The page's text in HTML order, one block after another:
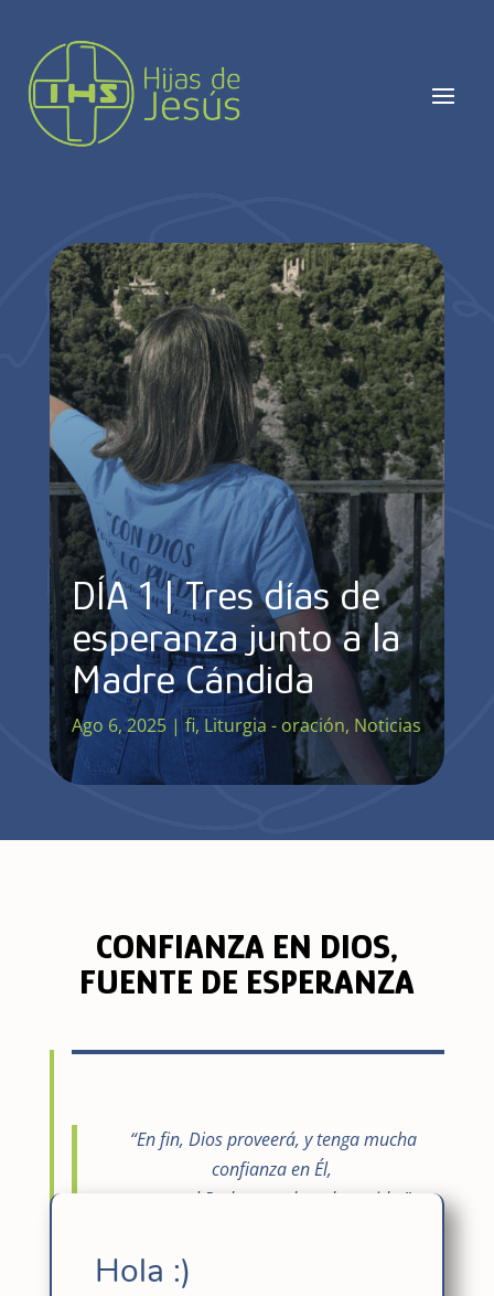
DÍA 1 | Tres días de
esperanza junto a la
Madre Cándida
Ago 6, 2025|fi,Liturgia - oración, Noticias
CONFIANZA EN DIOS,
FUENTE DE ESPERANZA
“En fin, Dios proveerá, y tenga mucha
confianza en Él,
que es el Padre que de todos cuida.”
Hola :)